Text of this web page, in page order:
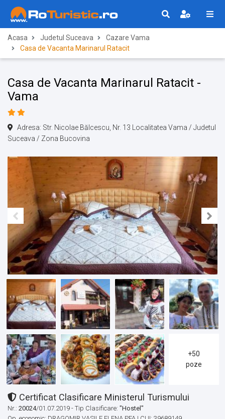
Acasa Judetul Suceava
Cazare Vama
Casa de Vacanta Marinarul Ratacit
Casa de Vacanta Marinarul Ratacit -
Vama
Adresa: Str. Nicolae Bălcescu, Nr. 13 Localitatea Vama / Judetul
Suceava / Zona Bucovina
+50
poze
Certificat Clasificare Ministerul Turismului
Nr.: 20024/01.07.2019 - Tip Clasificare: "Hostel"